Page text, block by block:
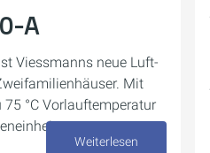
A
Viessmanns neue Luft-
Mit
°C Vorlauftemperatur
Weiterlesen